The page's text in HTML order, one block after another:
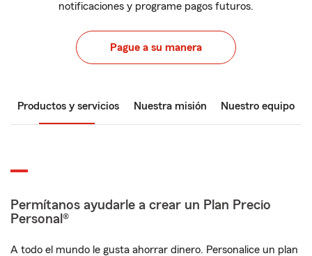
notificaciones y programe pagos futuros.
Pague a su manera
Productos y servicios Nuestra misión Nuestro equipo
Permítanos ayudarle a crear un Plan Precio
Personal®
A todo el mundo le gusta ahorrar dinero. Personalice un plan